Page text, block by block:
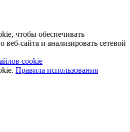
чтобы обеспечивать
сайта и анализировать сетевой
cookie
Правила использования